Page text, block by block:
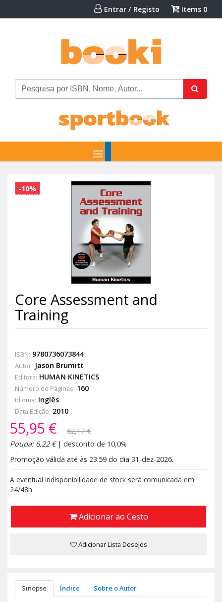
Entrar / Registo Items 0
-10%
Core Assessment and
Training
ISBN: 9780736073844
Autor: Jason Brumitt
Editora: HUMAN KINETICS
Número de Páginas: 160
Idioma: Inglês
Data Edição: 2010
55,95 €
62,17 €
Poupa: 6,22 €| desconto de 10,0%
Promoção válida até às 23:59 do dia 31-dez-2026.
A eventual indisponibilidade de stock será comunicada em
24/48h
Adicionar ao Cesto
Adicionar Lista Desejos
Sinopse Índice Sobre o Autor